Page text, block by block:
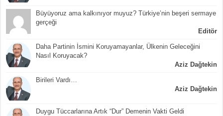
Büyüyoruz ama kalkınıyor muyuz? Türkiye’nin beşeri sermaye
gerçeği
Editör
Daha Partinin İsmini Koruyamayanlar, Ülkenin Geleceğini
Nasıl Koruyacak?
Aziz Dağtekin
Birileri Vardı…
Aziz Dağtekin
Duygu Tüccarlarına Artık “Dur” Demenin Vakti Geldi